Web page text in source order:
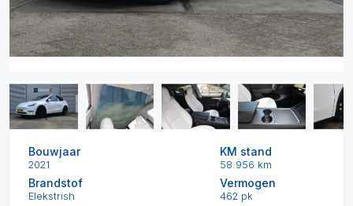
Bouwjaar
2021
KM stand
58.956 km
Brandstof
Elekstrish
Vermogen
462 pk